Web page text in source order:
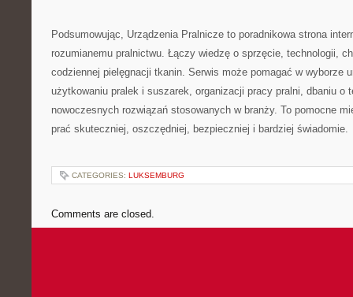
Podsumowując, Urządzenia Pralnicze to poradnikowa strona
rozumianemu pralnictwu. Łączy wiedzę o sprzęcie, technologii,
codziennej pielęgnacji tkanin. Serwis może pomagać w wyborze
użytkowaniu pralek i suszarek, organizacji pracy pralni, dbaniu o
nowoczesnych rozwiązań stosowanych w branży. To pomocne
prać skuteczniej, oszczędniej, bezpieczniej i bardziej świadomie.
CATEGORIES: LUKSEMBURG
Comments are closed.